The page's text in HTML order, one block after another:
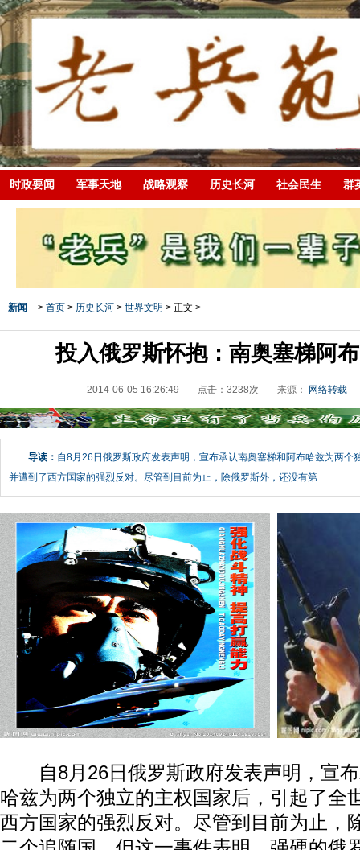
时政要闻 军事天地 战略观察 历史长河 社会民生 群
新闻 > 首页 > 历史长河 > 世界文明 > 正文 >
投入俄罗斯怀抱：南奥塞梯阿
2014-06-05 16:26:49 点击： 3238次 来源： 网络转载
导读： 自8月26日俄罗斯政府发表声明，宣布承认南奥塞梯和阿布哈兹为两个
并遭到了西方国家的强烈反对。尽管到目前为止，除俄罗斯外，还没有第
自8月26日俄罗斯政府发表声明，宣布
哈兹为两个独立的主权国家后，引起了全
西方国家的强烈反对。尽管到目前为止，